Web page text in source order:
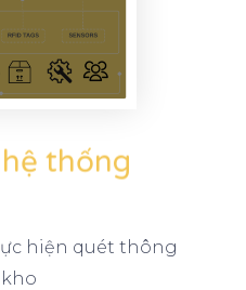
thống
hiện quét thông